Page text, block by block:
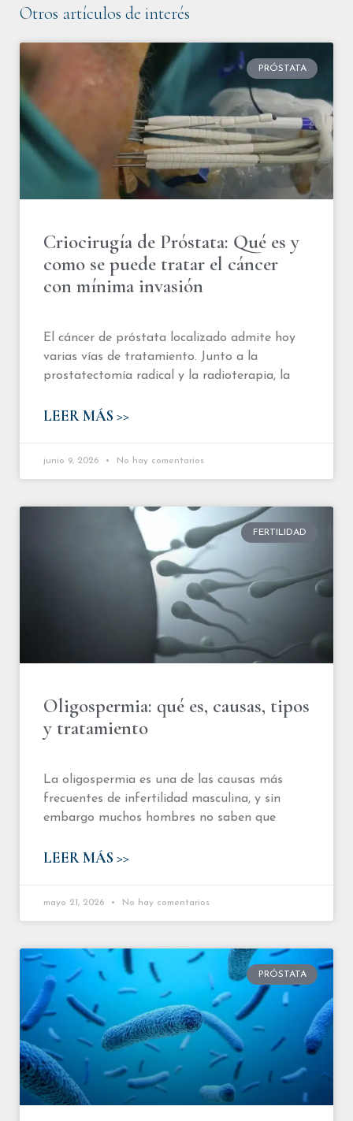
Otros artículos de interés
PRÓSTATA
Criocirugía de Próstata: Qué es y
como se puede tratar el cáncer
con mínima invasión
El cáncer de próstata localizado admite hoy
varias vías de tratamiento. Junto a la
prostatectomía radical y la radioterapia, la
LEER MÁS >>
junio 9, 2026 No hay comentarios
FERTILIDAD
Oligospermia: qué es, causas, tipos
y tratamiento
La oligospermia es una de las causas más
frecuentes de infertilidad masculina, y sin
embargo muchos hombres no saben que
LEER MÁS >>
mayo 21, 2026 No hay comentarios
PRÓSTATA